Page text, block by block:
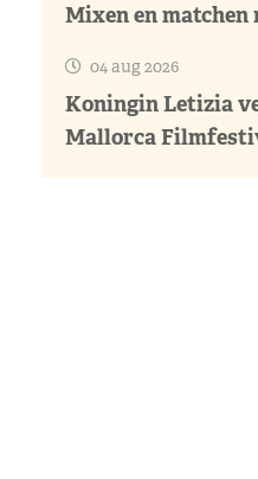
Mixen en matchen
04 aug 2026
Koningin Letizia
Mallorca